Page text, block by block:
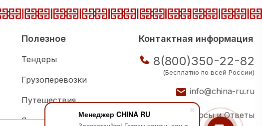
Менеджер CHINA RU
Полезное
Тендеры
Грузоперевозки
Путешествия
Языковая школа
Контактная информация
8(800)350-22-82
(Бесплатно по всей России)
info@china-ru.ru
Вопросы и Ответы